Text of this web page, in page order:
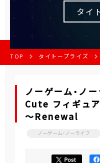
タイ
TOP タイトープライズ
ノーゲーム・
Cute フィギュ
～Renewal
ノーゲーム・ノーライフ